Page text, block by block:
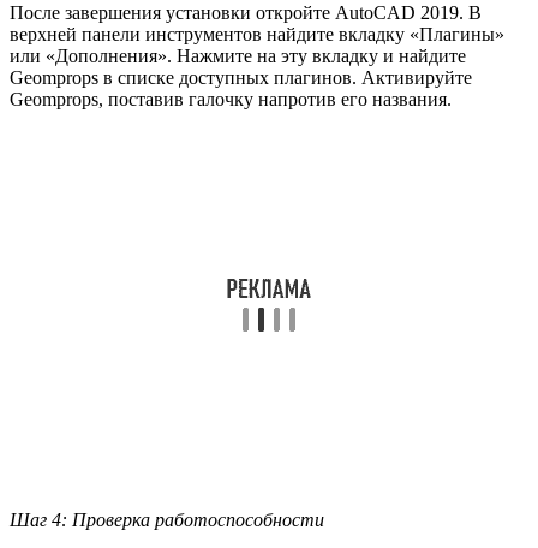
После завершения установки откройте AutoCAD 2019. В
верхней панели инструментов найдите вкладку «Плагины»
или «Дополнения». Нажмите на эту вкладку и найдите
Geomprops в списке доступных плагинов. Активируйте
Geomprops, поставив галочку напротив его названия.
Шаг 4: Проверка работоспособности